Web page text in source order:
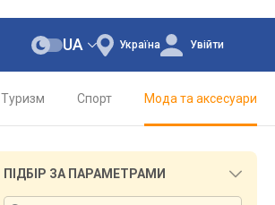
Україна
UA Увійти
Туризм Спорт Мода та аксесуари
ПІДБІР ЗА ПАРАМЕТРАМИ